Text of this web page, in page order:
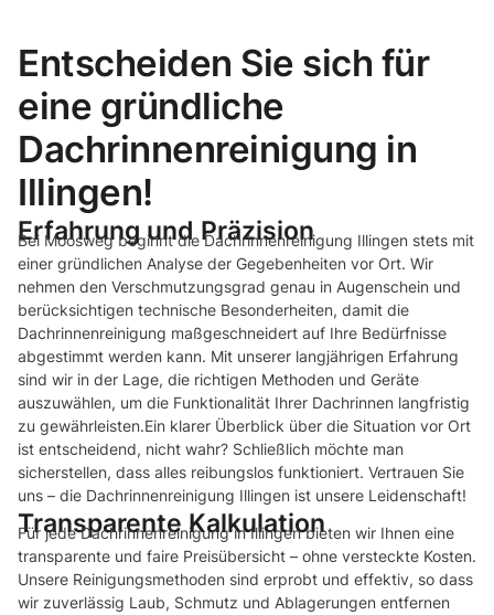
Entscheiden Sie sich für
eine gründliche
Dachrinnenreinigung in
Illingen!
Erfahrung und Präzision
Bei Moosweg beginnt die Dachrinnenreinigung Illingen stets mit
einer gründlichen Analyse der Gegebenheiten vor Ort. Wir
nehmen den Verschmutzungsgrad genau in Augenschein und
berücksichtigen technische Besonderheiten, damit die
Dachrinnenreinigung maßgeschneidert auf Ihre Bedürfnisse
abgestimmt werden kann. Mit unserer langjährigen Erfahrung
sind wir in der Lage, die richtigen Methoden und Geräte
auszuwählen, um die Funktionalität Ihrer Dachrinnen langfristig
zu gewährleisten.Ein klarer Überblick über die Situation vor Ort
ist entscheidend, nicht wahr? Schließlich möchte man
sicherstellen, dass alles reibungslos funktioniert. Vertrauen Sie
uns – die Dachrinnenreinigung Illingen ist unsere Leidenschaft!
Transparente Kalkulation
Für jede Dachrinnenreinigung in Illingen bieten wir Ihnen eine
transparente und faire Preisübersicht – ohne versteckte Kosten.
Unsere Reinigungsmethoden sind erprobt und effektiv, so dass
wir zuverlässig Laub, Schmutz und Ablagerungen entfernen